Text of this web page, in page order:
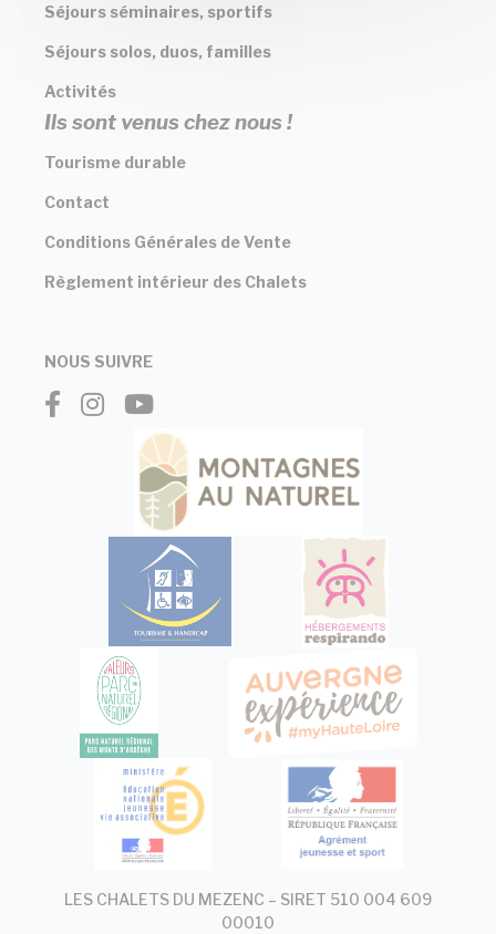
Séjours séminaires, sportifs
Séjours solos, duos, familles
Activités
Ils sont venus chez nous !
Tourisme durable
Contact
Conditions Générales de Vente
Règlement intérieur des Chalets
NOUS SUIVRE
LES CHALETS DU MEZENC – SIRET 510 004 609
00010